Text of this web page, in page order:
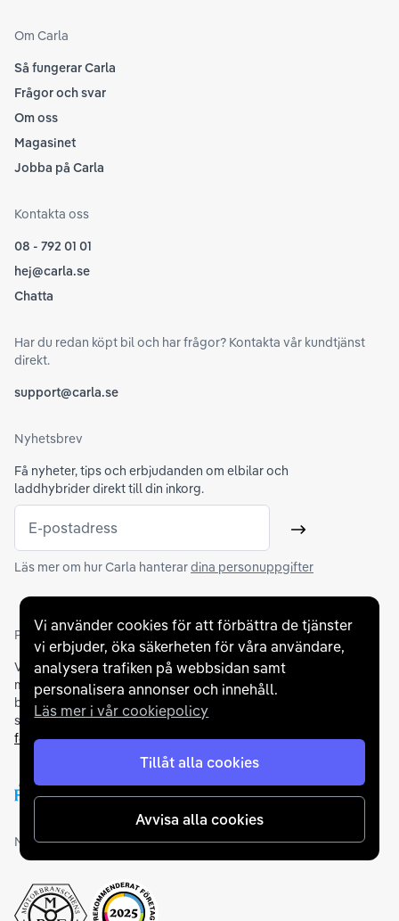
Vi använder cookies för att förbättra de tjänster
vi erbjuder, öka säkerheten för våra användare,
analysera trafiken på webbsidan samt
personalisera annonser och innehåll.
Läs mer i vår cookiepolicy
Tillåt alla cookies
Avvisa alla cookies
Om Carla
Så fungerar Carla
Frågor och svar
Om oss
Magasinet
Jobba på Carla
Kontakta oss
08 - 792 01 01
hej@carla.se
Chatta
Har du redan köpt bil och har frågor? Kontakta vår kundtjänst
direkt.
support@carla.se
Nyhetsbrev
Få nyheter, tips och erbjudanden om elbilar och
laddhybrider direkt till din inkorg.
E-postadress Skicka
Läs mer om hur Carla hanterardina personuppgifter
Partners och betallösningar
Vi samarbetar medflertalet banker för att erbjuda dig bästa
möjliga finansieringslösning och stödjer en rad olika
betalningsmetoder. För att du ska känna dig trygg vid ditt köp
samarbetar vi med Folksam och AutoConcept gällande
försäkringar och garantier.
Medlemskap och utmärkelser